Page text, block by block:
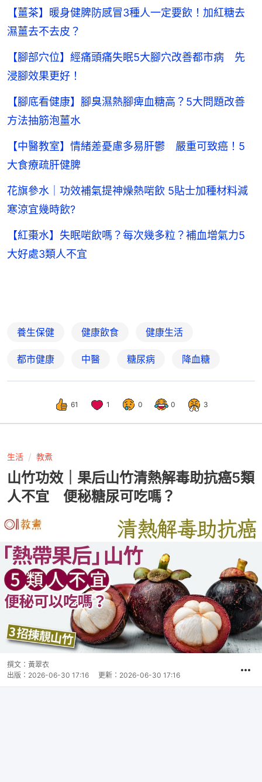
【薑茶】暖身健脾防感冒3種人一定要飲！加紅糖去
濕薑去不去皮？
【腳部穴位】經痛頭痛失眠5大腳穴改善都市病 先
浸腳效果更好！
【腳底看健康】腳臭濕熱腳痺血糖高？5大問題改善
方法抽筋泡薑水
【中醫教室】情緒差憂慮多易肝鬱 嚴重可致癌！5
大食療疏肝健脾
花旗參水｜功效補氣提神燥熱啱飲 5貼士加種材料減
寒涼宜幾時飲?
【紅棗水】失眠啱飲嗎？每次幾多粒？補血增氣力5
大好處3類人不宜
養生保健 健康飲食 健康生活
都市健康 中醫 糖尿病 降血糖
61 1 0 0 3
生活 教煮
山竹功效｜果后山竹清熱解毒助抗癌5類
人不宜 便秘糖尿可吃嗎？
撰文： 黃翠衣
出版： 2026-06-30 17:16 更新： 2026-06-30 17:16